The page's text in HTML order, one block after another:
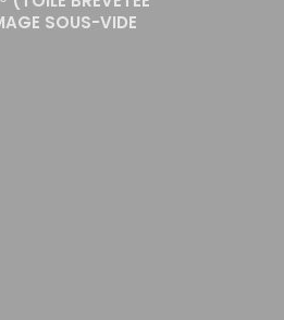
SOUS-VIDE